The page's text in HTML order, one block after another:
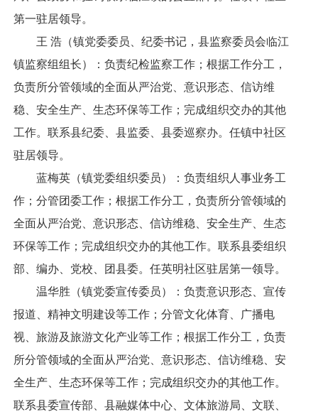
第一驻居领导。
王 浩（镇党委委员、纪委书记，县监察委员会临江
镇监察组组长）：负责纪检监察工作；根据工作分工，
负责所分管领域的全面从严治党、意识形态、信访维
稳、安全生产、生态环保等工作；完成组织交办的其他
工作。联系县纪委、县监委、县委巡察办。任镇中社区
驻居领导。
蓝梅英（镇党委组织委员）：负责组织人事业务工
作；分管团委工作；根据工作分工，负责所分管领域的
全面从严治党、意识形态、信访维稳、安全生产、生态
环保等工作；完成组织交办的其他工作。联系县委组织
部、编办、党校、团县委。任英明社区驻居第一领导。
温华胜（镇党委宣传委员）：负责意识形态、宣传
报道、精神文明建设等工作；分管文化体育、广播电
视、旅游及旅游文化产业等工作；根据工作分工，负责
所分管领域的全面从严治党、意识形态、信访维稳、安
全生产、生态环保等工作；完成组织交办的其他工作。
联系县委宣传部、县融媒体中心、文体旅游局、文联、